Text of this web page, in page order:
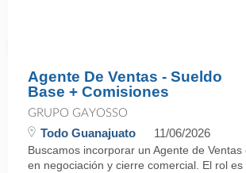
Agente De Ventas - Sueldo
Base + Comisiones
GRUPO GAYOSSO
Todo Guanajuato 11/06/2026
Buscamos incorporar un Agente de Ventas
en negociación y cierre comercial. El rol es